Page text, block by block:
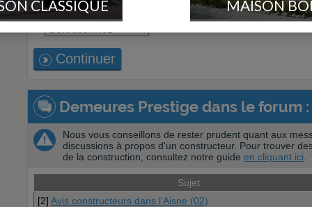
Département de votre projet
Continuer
Demeures Prestige dans le forum :
Nous vous conseillons de rester prudent quant aux
discussions à propos d'un constructeur. Pour trouver
de la construction, consultez notre guide en cliquant ici
Sujet
[2] Avis constructeurs dans l'Aisne (02)
CLASSIQUE MAISON